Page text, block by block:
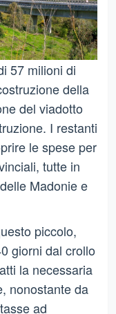
57 milioni di
della
del viadotto
I restanti
le spese per
tutte in
Madonie e
piccolo,
giorni dal crollo
la necessaria
nonostante da
ad